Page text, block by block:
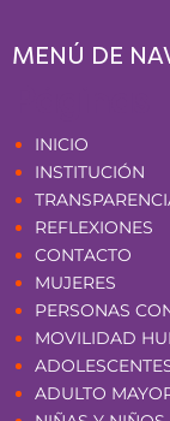
MENÚ DE
INICIO
INSTITUCIÓN
REFLEXIONES
CONTACTO
MUJERES
PERSONAS
MOVILIDAD
ADULTO